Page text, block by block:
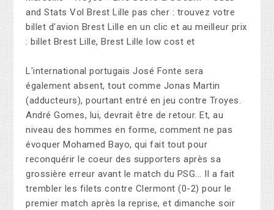
and Stats Vol Brest Lille pas cher : trouvez votre
billet d'avion Brest Lille en un clic et au meilleur prix
: billet Brest Lille, Brest Lille low cost et
L'international portugais José Fonte sera
également absent, tout comme Jonas Martin
(adducteurs), pourtant entré en jeu contre Troyes.
André Gomes, lui, devrait être de retour. Et, au
niveau des hommes en forme, comment ne pas
évoquer Mohamed Bayo, qui fait tout pour
reconquérir le coeur des supporters après sa
grossière erreur avant le match du PSG... Il a fait
trembler les filets contre Clermont (0-2) pour le
premier match après la reprise, et dimanche soir